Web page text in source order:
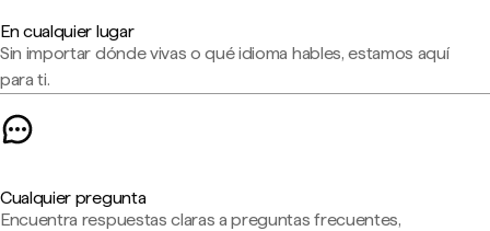
En cualquier lugar
Sin importar dónde vivas o qué idioma hables, estamos aquí
para ti.
Cualquier pregunta
Encuentra respuestas claras a preguntas frecuentes,